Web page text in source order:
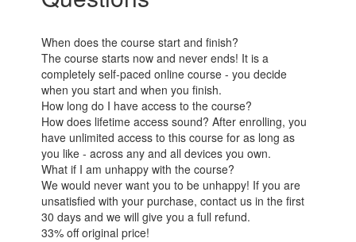
When does the course start and finish?
The course starts now and never ends! It is a
completely self-paced online course - you decide
when you start and when you finish.
How long do I have access to the course?
How does lifetime access sound? After enrolling, you
have unlimited access to this course for as long as
you like - across any and all devices you own.
What if I am unhappy with the course?
We would never want you to be unhappy! If you are
unsatisfied with your purchase, contact us in the first
30 days and we will give you a full refund.
33% off original price!